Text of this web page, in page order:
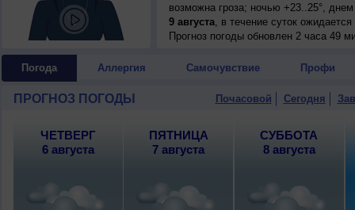
возможна гроза; ночью +23..25°,
9 августа, в течение суток
днем +35..37°, ветер слабый.
гроза; ночью +22..24°, днем +34..36°,
Прогноз погоды обновлен 2 часа 49
Погода Аллергия Самочувствие Профи
ПРОГНОЗ ПОГОДЫ Почасовой Сегодня
ЧЕТВЕРГ
6 августа
ПЯТНИЦА
7 августа
СУББОТА
8 августа